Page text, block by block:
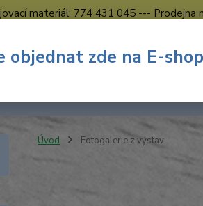
materiál: 774 431 045 --- Prodejna
Úvod Fotogalerie z výstav
objednat zde na E-